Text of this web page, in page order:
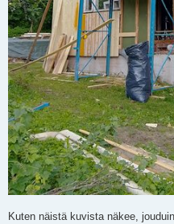
Kuten näistä kuvista näkee,